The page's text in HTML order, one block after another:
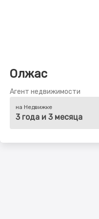
Олжас
Агент недвижимости
на Недвижке
3 года и 3 месяца